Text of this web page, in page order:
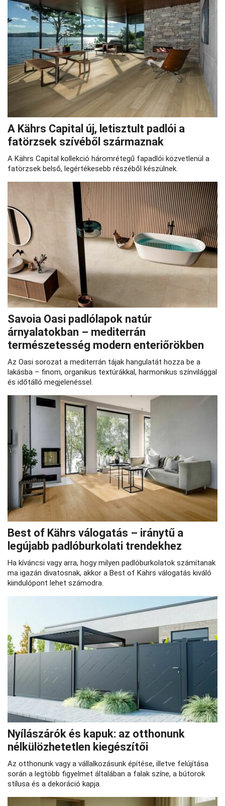
A Kährs Capital új, letisztult padlói a
fatörzsek szívéből származnak
A Kährs Capital kollekció háromrétegű fapadlói közvetlenül a
fatörzsek belső, legértékesebb részéből készülnek.
Savoia Oasi padlólapok natúr
árnyalatokban – mediterrán
természetesség modern enteriőrökben
Az Oasi sorozat a mediterrán tájak hangulatát hozza be a
lakásba – finom, organikus textúrákkal, harmonikus színvilággal
és időtálló megjelenéssel.
Best of Kährs válogatás – iránytű a
legújabb padlóburkolati trendekhez
Ha kíváncsi vagy arra, hogy milyen padlóburkolatok számítanak
ma igazán divatosnak, akkor a Best of Kährs válogatás kiváló
kiindulópont lehet számodra.
Nyílászárók és kapuk: az otthonunk
nélkülözhetetlen kiegészítői
Az otthonunk vagy a vállalkozásunk építése, illetve felújítása
során a legtöbb figyelmet általában a falak színe, a bútorok
stílusa és a dekoráció kapja.